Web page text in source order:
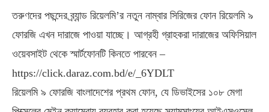
তরুণদের পছন্দের ব্র্যান্ড রিয়েলমি’র নতুন নাম্বার সিরিজের ফোন রিয়েলমি ৯
ফোরজি এখন দারাজে পাওয়া যাচ্ছে। আগ্রহী গ্রাহকরা দারাজের অফিসিয়াল
ওয়েবসাইট থেকে স্মার্টফোনটি কিনতে পারবেন –
https://click.daraz.com.bd/e/_6YDLT
রিয়েলমি ৯ ফোরজি বাংলাদেশের প্রথম ফোন, যে ডিভাইসের ১০৮ মেগা